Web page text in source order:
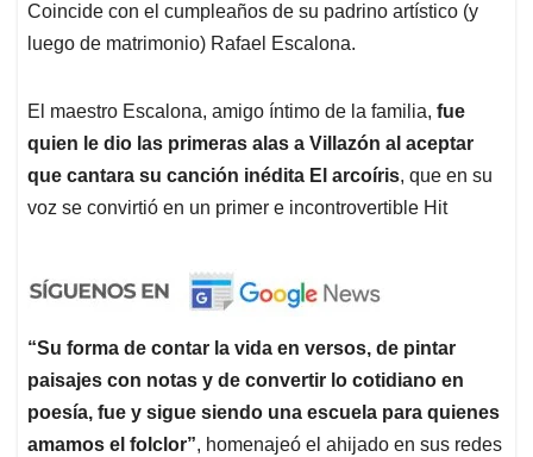
Coincide con el cumpleaños de su padrino artístico (y
luego de matrimonio) Rafael Escalona.
El maestro Escalona, amigo íntimo de la familia, fue
quien le dio las primeras alas a Villazón al aceptar
que cantara su canción inédita El arcoíris, que en su
voz se convirtió en un primer e incontrovertible Hit
“Su forma de contar la vida en versos, de pintar
paisajes con notas y de convertir lo cotidiano en
poesía, fue y sigue siendo una escuela para quienes
amamos el folclor”, homenajeó el ahijado en sus redes